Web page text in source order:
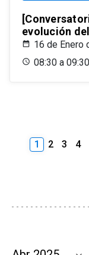
evolución
16 de Enero
08:30 a 09:30
1 2 3 4